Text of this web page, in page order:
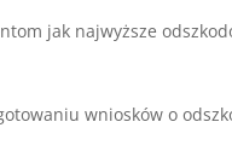
jak najwyższe
wniosków o